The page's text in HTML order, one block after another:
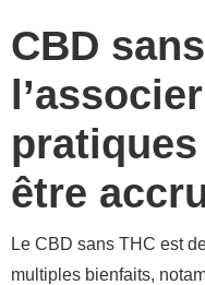
CBD
être
Le CBD sans THC est
multiples bienfaits,